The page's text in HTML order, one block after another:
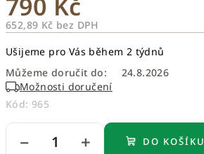
652,89 Kč bez DPH
cena:
Ušijeme pro Vás během 2 týdnů
Můžeme doručit do:
24.8.2026
Možnosti doručení
Kód: 965
+
− DO KOŠÍKU